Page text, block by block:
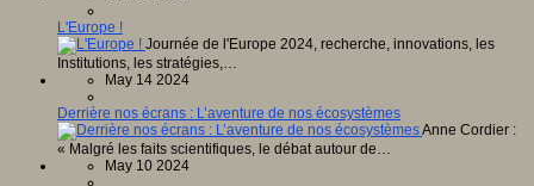
L'Europe !
Journée de l'Europe 2024, recherche, innovations, les
Institutions, les stratégies,…
May 14 2024
Derrière nos écrans : L’aventure de nos écosystèmes
Anne Cordier :
« Malgré les faits scientifiques, le débat autour de…
May 10 2024